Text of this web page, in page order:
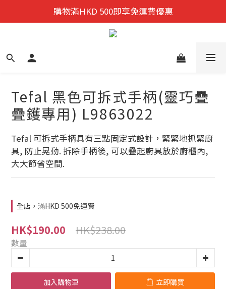
迎新禮遇:  新會員首次購物 尊享全單9折優惠!
購物滿HKD 500即享免運費優惠
迎新禮遇:  新會員首次購物 尊享全單9折優惠!
Tefal 黑色可拆式手柄(靈巧疊
疊鑊專用) L9863022
Tefal 可拆式手柄具有三點固定式設計，緊緊地抓緊廚
具, 防止晃動. 拆除手柄後, 可以疊起廚具放於廚櫃內,
大大節省空間.
全店，滿HKD 500免運費
HK$190.00 HK$238.00
數量
加入購物車 立即購買